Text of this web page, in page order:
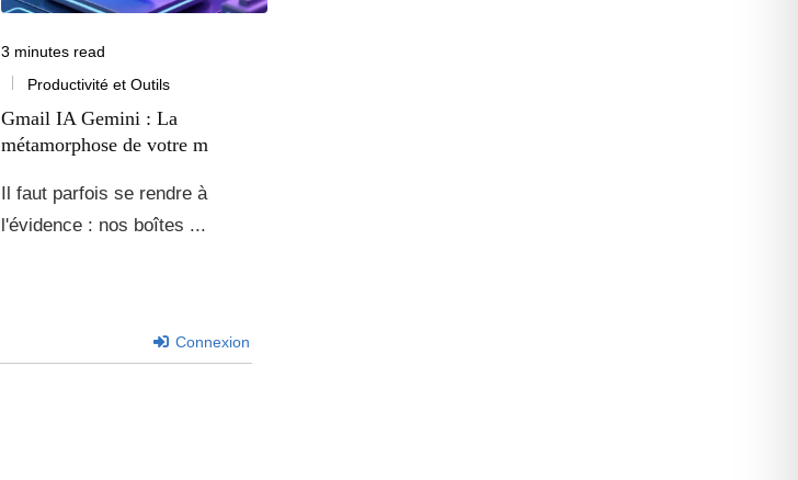
3 minutes read
Productivité et Outils
Gmail IA Gemini : La
métamorphose de votre m
Il faut parfois se rendre à
l'évidence : nos boîtes ...
Connexion